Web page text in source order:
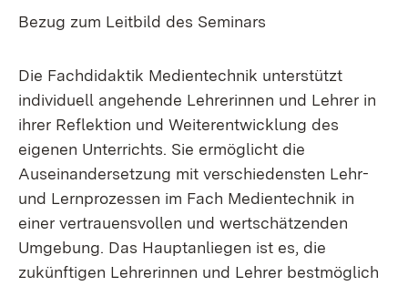
Bezug zum Leitbild des Seminars
Die Fachdidaktik Medientechnik unterstützt
individuell angehende Lehrerinnen und Lehrer in
ihrer Reflektion und Weiterentwicklung des
eigenen Unterrichts. Sie ermöglicht die
Auseinandersetzung mit verschiedensten Lehr-
und Lernprozessen im Fach Medientechnik in
einer vertrauensvollen und wertschätzenden
Umgebung. Das Hauptanliegen ist es, die
zukünftigen Lehrerinnen und Lehrer bestmöglich